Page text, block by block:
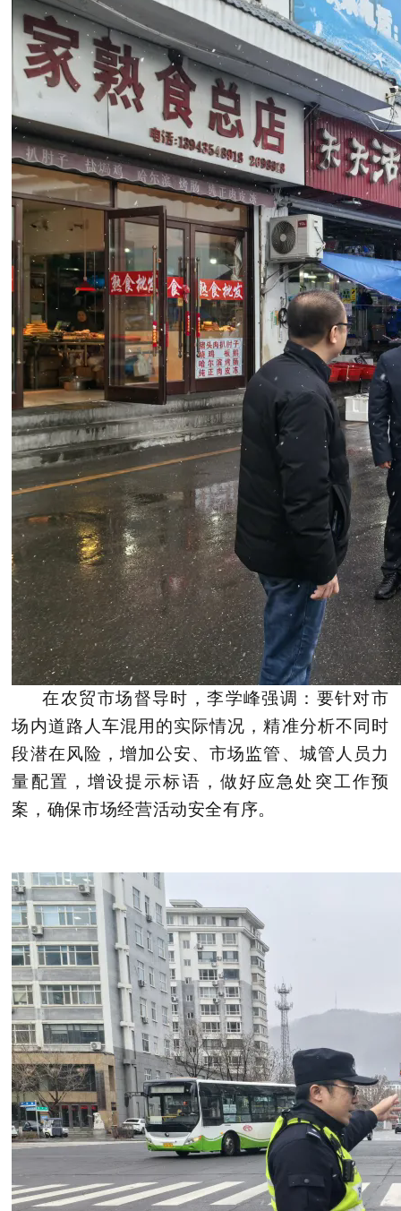
在农贸市场督导时，李学峰强调：要针对市
场内道路人车混用的实际情况，精准分析不同时
段潜在风险，增加公安、市场监管、城管人员力
量配置，增设提示标语，做好应急处突工作预
案，确保市场经营活动安全有序。